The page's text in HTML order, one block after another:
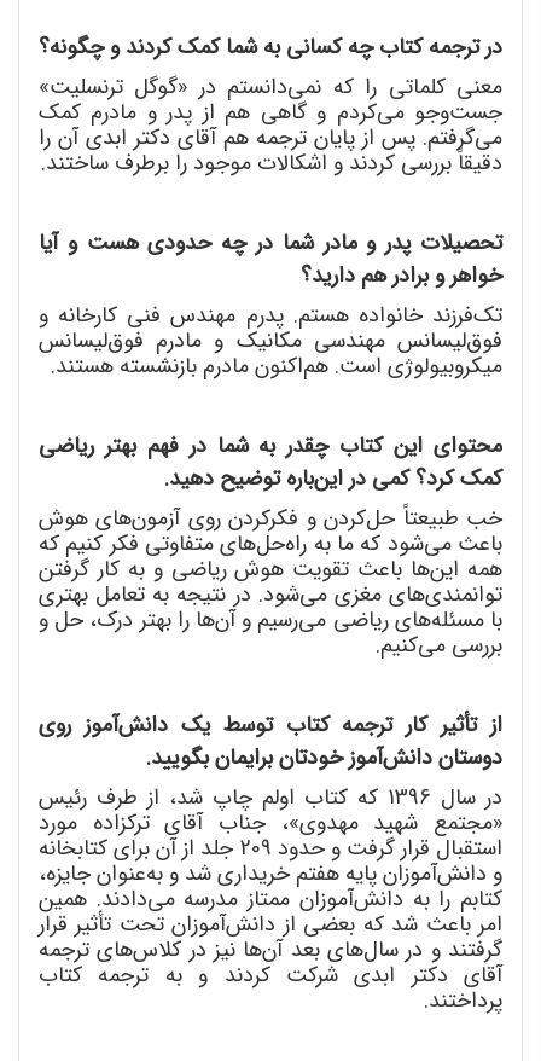
در ترجمه کتاب چه کسانی به شما کمک کردند و چگونه؟
معنی کلماتی را که نمیدانستم در «گوگل ترنسلیت»
جستوجو میکردم و گاهی هم از پدر و مادرم کمک
میگرفتم. پس از پایان ترجمه هم آقای دکتر ابدی آن را
دقیقاً بررسی کردند و اشکالات موجود را برطرف ساختند.
تحصیلات پدر و مادر شما در چه حدودی هست و آیا
خواهر و برادر هم دارید؟
تکفرزند خانواده هستم. پدرم مهندس فنی کارخانه و
فوقلیسانس مهندسی مکانیک و مادرم فوقلیسانس
میکروبیولوژی است. هماکنون مادرم بازنشسته هستند.
محتوای این کتاب چقدر به شما در فهم بهتر ریاضی
کمک کرد؟ کمی در اینباره توضیح دهید.
خب طبیعتاً حلکردن و فکرکردن روی آزمونهای هوش
باعث میشود که ما به راهحلهای متفاوتی فکر کنیم که
همه اینها باعث تقویت هوش ریاضی و به کار گرفتن
توانمندیهای مغزی میشود. در نتیجه به تعامل بهتری
با مسئلههای ریاضی میرسیم و آنها را بهتر درک، حل و
بررسی میکنیم.
از تأثیر کار ترجمه کتاب توسط یک دانشآموز روی
دوستان دانشآموز خودتان برایمان بگویید.
در سال 1396 که کتاب اولم چاپ شد، از طرف رئیس
«مجتمع شهید مهدوی»، جناب آقای ترکزاده مورد
استقبال قرار گرفت و حدود 209 جلد از آن برای کتابخانه
و دانشآموزان پایه هفتم خریداری شد و بهعنوان جایزه،
کتابم را به دانشآموزان ممتاز مدرسه میدادند. همین
امر باعث شد که بعضی از دانشآموزان تحت تأثیر قرار
گرفتند و در سالهای بعد آنها نیز در کلاسهای ترجمه
آقای دکتر ابدی شرکت کردند و به ترجمه کتاب
پرداختند.